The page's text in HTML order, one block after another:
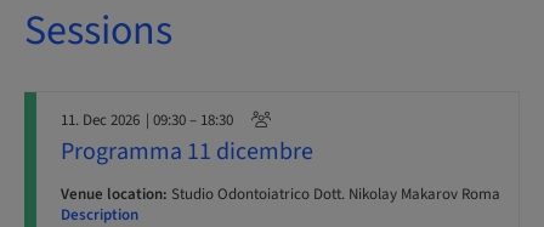
Sessions
11. Dec 2026 | 09:30 – 18:30
Programma 11 dicembre
Venue location: Studio Odontoiatrico Dott. Nikolay Makarov Roma
Description